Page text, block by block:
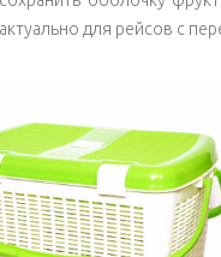
для рейсов с